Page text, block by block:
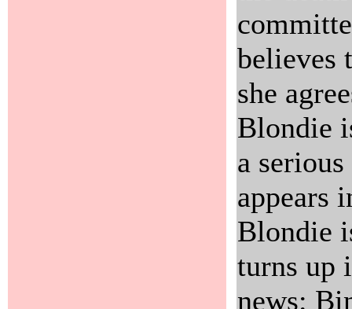
believes
she
Blondie
a
appears
Blondie
turns up
news: